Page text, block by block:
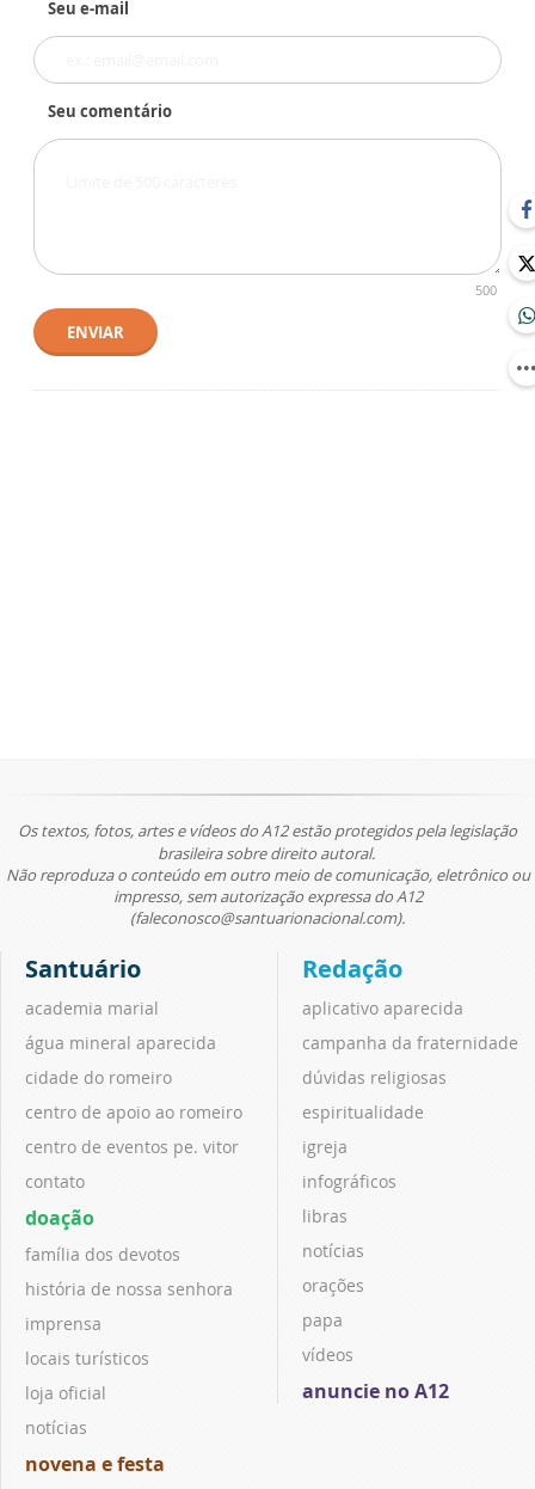
Seu e-mail
Seu comentário
500
ENVIAR
Os textos, fotos, artes e vídeos do A12 estão protegidos pela legislação
brasileira sobre direito autoral.
Não reproduza o conteúdo em outro meio de comunicação, eletrônico ou
impresso, sem autorização expressa do A12
(faleconosco@santuarionacional.com).
Santuário
academia marial
água mineral aparecida
cidade do romeiro
centro de apoio ao romeiro
centro de eventos pe. vitor
contato
doação
família dos devotos
história de nossa senhora
imprensa
locais turísticos
loja oficial
notícias
novena e festa
Redação
aplicativo aparecida
campanha da fraternidade
dúvidas religiosas
espiritualidade
igreja
infográficos
libras
notícias
orações
papa
vídeos
anuncie no A12